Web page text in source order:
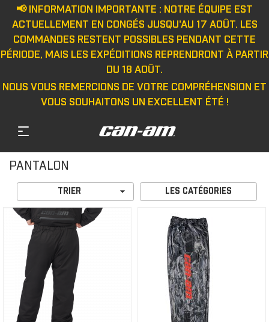
📢 INFORMATION IMPORTANTE : NOTRE ÉQUIPE EST
ACTUELLEMENT EN CONGÉS JUSQU'AU 17 AOÛT. LES
COMMANDES RESTENT POSSIBLES PENDANT CETTE
PÉRIODE, MAIS LES EXPÉDITIONS REPRENDRONT À PARTIR
DU 18 AOÛT.
NOUS VOUS REMERCIONS DE VOTRE COMPRÉHENSION ET
VOUS SOUHAITONS UN EXCELLENT ÉTÉ !
PANTALON
TRIER  LES CATÉGORIES